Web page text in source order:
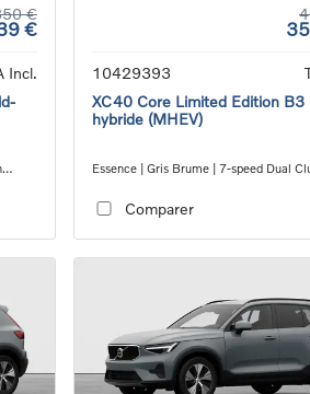
€
€
Incl.
10429393
XC40 Core Limited Edition B3
hybride (MHEV)
Essence | Gris Brume | 7-speed Dual
Comparer